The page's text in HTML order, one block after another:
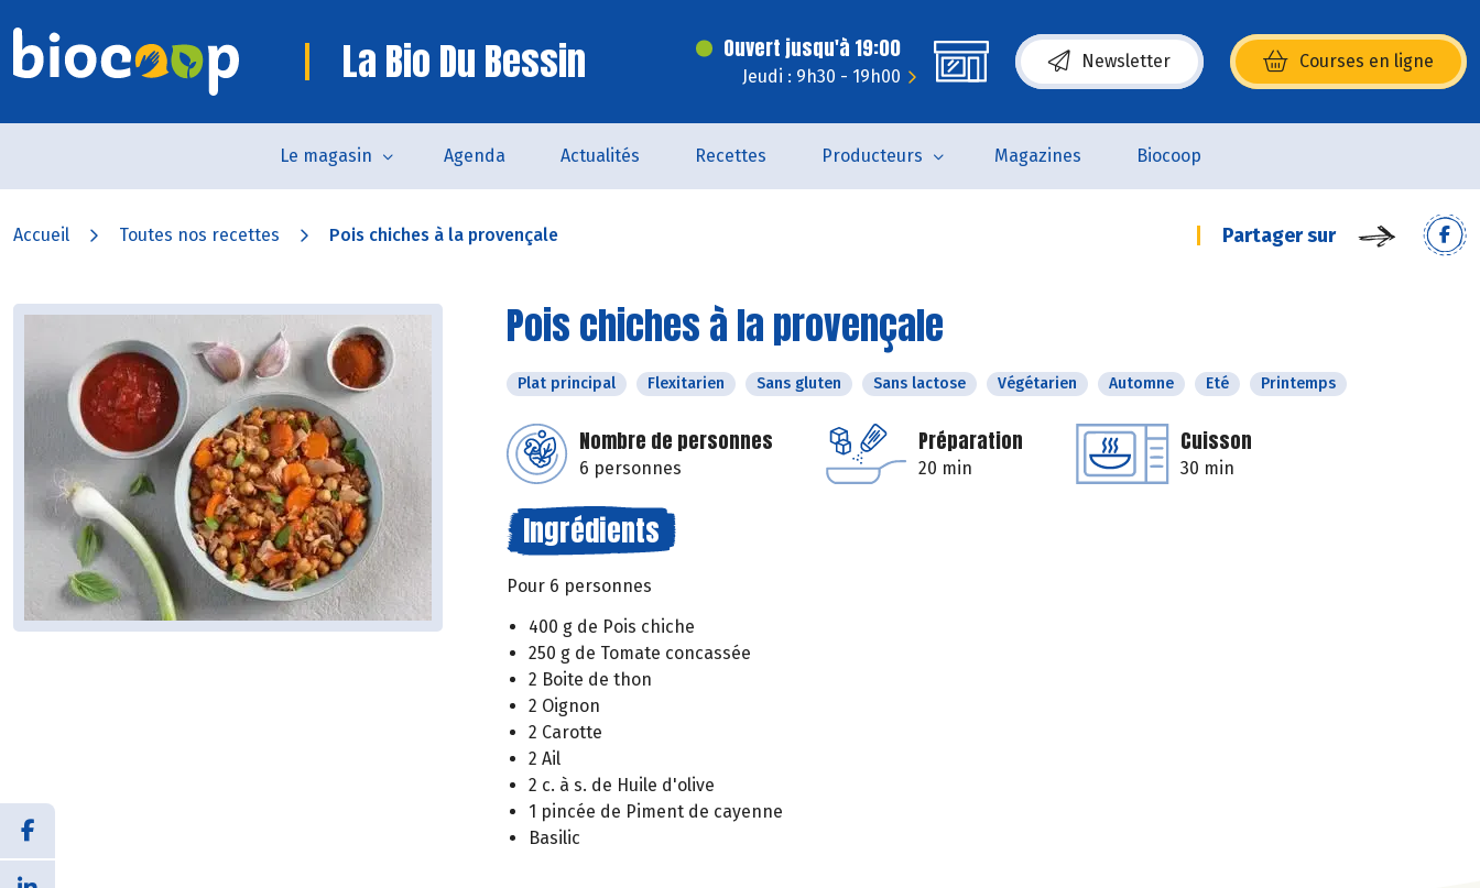
La Bio Du Bessin Ouvert jusqu'à 19:00
Jeudi : 9h30 - 19h00
Newsletter Courses en ligne
(s’ouvre dans une nouvelle fenêtre)
Le magasin Agenda Actualités Recettes Producteurs Magazines Biocoop
Accueil Toutes nos recettes Pois chiches à la provençale Partager sur
Pois chiches à la provençale
Plat principal Flexitarien Sans gluten Sans lactose Végétarien Automne Eté Printemps
Nombre de personnes
6 personnes
Préparation
20 min
Cuisson
30 min
Ingrédients
Pour 6 personnes
400 g de Pois chiche
250 g de Tomate concassée
2 Boite de thon
2 Oignon
2 Carotte
2 Ail
2 c. à s. de Huile d'olive
1 pincée de Piment de cayenne
Basilic